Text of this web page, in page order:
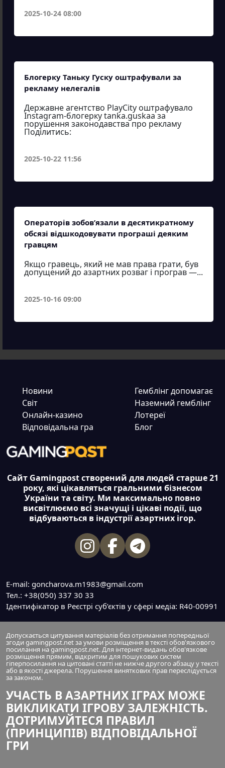
2025-10-24 08:00
Блогерку Таньку Гуску оштрафували за
рекламу нелегалів
Державне агентство PlayCity оштрафувало
Instagram-блогерку tanka.guskaa за
порушення законодавства про рекламу
Поділитись:
2025-10-22 11:56
Операторів зобов’язали в десятикратному
обсязі відшкодовувати програші деяким
гравцям
Якщо гравець, який не мав права грати, був
допущений до азартних розваг і програв —...
2025-10-16 09:00
Новини
Світ
Онлайн-казино
Відповідальна гра
Гемблінг допомагає
Наземний гемблінг
Лотереї
Блог
Сайт Gamingpost створений для людей старше 21
року, які цікавляться гральними бізнесом
України та світу. Ми максимально повно
висвітлюємо всі значущі і цікаві події, що
відбуваються в індустрії азартних ігор.
E-mail: goncharova.m1983@gmail.com
Тел.: +38(050) 337 30 33
Ідентифікатор в Реєстрі суб’єктів у сфері медіа: R40-00991
Допускається цитування матеріалів без отримання попередньої
згоди gamingpost.net за умови розміщення в тексті обов'язкового
посилання на gamingpost.net. Для інтернет-видань обов'язкове
розміщення прямим, відкритим для пошукових систем
гіперпосилання на цитовані статті не нижче другого абзацу у тексті
або в якості джерела. Порушення виняткових прав переслідується
за законом.
УЧАСТЬ В АЗАРТНИХ ІГРАХ МОЖЕ
ВИКЛИКАТИ ІГРОВУ ЗАЛЕЖНІСТЬ.
ДОТРИМУЙТЕСЯ ПРАВИЛ
(ПРИНЦИПІВ) ВІДПОВІДАЛЬНОЇ
ГРИ